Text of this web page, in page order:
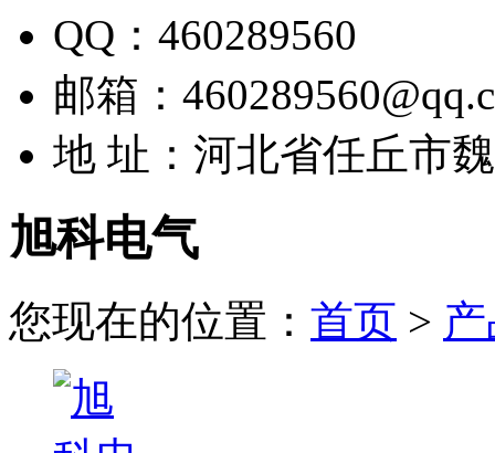
QQ：460289560
邮箱：
地 址：河北省任丘市
旭科电气
您现在的位置： 首页 >